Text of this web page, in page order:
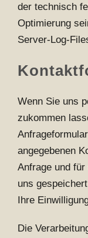
der technisch
Optimierung
Server-Log-
Wenn Sie uns
zukommen
angegebenen
Anfrage und
uns
Ihre
Die